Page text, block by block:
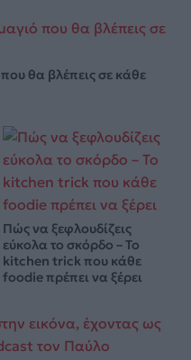
θα βλέπεις σε κάθε
Πώς να ξεφλουδίζεις
εύκολα το σκόρδο – Το
kitchen trick που κάθε
foodie πρέπει να ξέρει